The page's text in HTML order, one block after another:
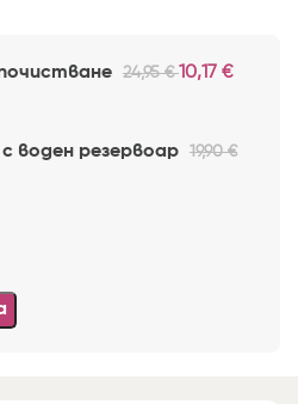
24,95€ 10,17 €
воден резервоар 19,90€